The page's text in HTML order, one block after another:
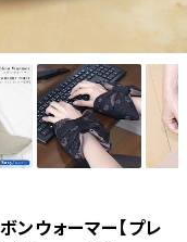
ンウォーマー【プレ